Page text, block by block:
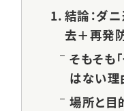
結論：ダ
去＋再発
そもそも
はない理
場所と目